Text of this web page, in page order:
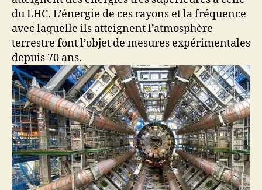
du LHC. L’énergie de ces rayons et la fréquence
avec laquelle ils atteignent l’atmosphère
terrestre font l’objet de mesures expérimentales
depuis 70 ans.